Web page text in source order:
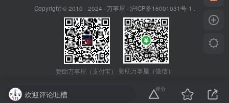
Copyright © 2010 - 2024 · 万事屋 · 沪ICP备16001031号-1 .
赞助万事屋（支付宝） 赞助万事屋（微信）
欢迎评论吐槽
评分